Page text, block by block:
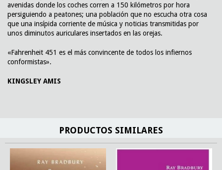
avenidas donde los coches corren a 150 kilómetros por hora
persiguiendo a peatones; una población que no escucha otra cosa
que una insípida corriente de música y noticias transmitidas por
unos diminutos auriculares insertados en las orejas.
«Fahrenheit 451 es el más convincente de todos los infiernos
conformistas».
KINGSLEY AMIS
PRODUCTOS SIMILARES